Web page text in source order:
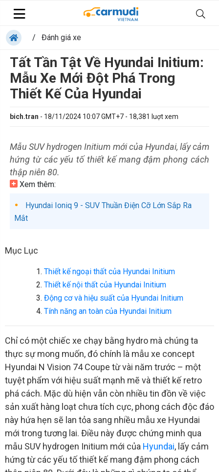
/ Đánh giá xe
Tất Tần Tật Về Hyundai Initium:
Mẫu Xe Mới Đột Phá Trong
Thiết Kế Của Hyundai
bich.tran - 18/11/2024 10:07 GMT+7 - 18,381 luợt xem
Mẫu SUV hydrogen Initium mới của Hyundai, lấy cảm
hứng từ các yếu tố thiết kế mang đậm phong cách
thập niên 80.
Xem thêm:
Hyundai Ioniq 9 - SUV Thuần Điện Cỡ Lớn Sắp Ra
Mắt
Mục Lục
Thiết kế ngoại thất của Hyundai Initium
Thiết kế nội thất của Hyundai Initium
Động cơ và hiệu suất của Hyundai Initium
Tính năng an toàn của Hyundai Initium
Chỉ có một chiếc xe chạy bằng hydro mà chúng ta
thực sự mong muốn, đó chính là mẫu xe concept
Hyundai N Vision 74 Coupe từ vài năm trước – một
tuyệt phẩm với hiệu suất mạnh mẽ và thiết kế retro
phá cách. Mặc dù hiện vẫn còn nhiều tin đồn về việc
sản xuất hàng loạt chưa tích cực, phong cách độc đáo
này hứa hẹn sẽ lan tỏa sang nhiều mẫu xe Hyundai
mới trong tương lai. Điều này được chứng minh qua
mẫu SUV hydrogen Initium mới của Hyundai, lấy cảm
hứng từ các yếu tố thiết kế mang đậm phong cách